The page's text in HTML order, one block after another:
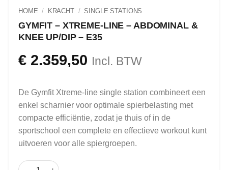
HOME / KRACHT / SINGLE STATIONS
GYMFIT – XTREME-LINE – ABDOMINAL &
KNEE UP/DIP – E35
€2.359,50 Incl. BTW
De Gymfit Xtreme-line single station combineert een
enkel scharnier voor optimale spierbelasting met
compacte efficiëntie, zodat je thuis of in de
sportschool een complete en effectieve workout kunt
uitvoeren voor alle spiergroepen.
GymFit - Xtreme-Line - Abdominal & Knee Up/Dip - E35